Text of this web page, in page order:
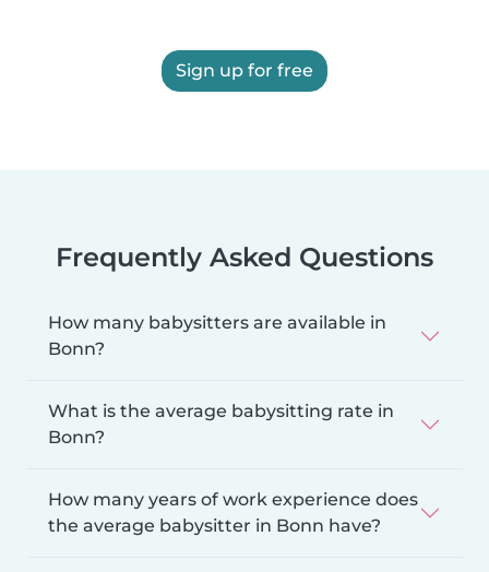
Sign up for free
Frequently Asked Questions
How many babysitters are available in
Bonn?
What is the average babysitting rate in
Bonn?
How many years of work experience does
the average babysitter in Bonn have?